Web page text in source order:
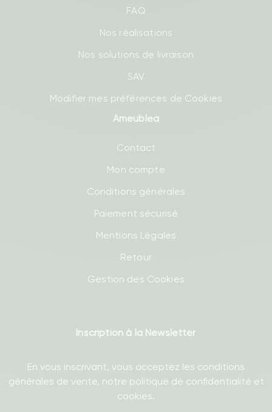
FAQ
Nos réalisations
Nos solutions de livraison
SAV
Modifier mes préférences de Cookies
Ameublea
Contact
Mon compte
Conditions générales
Paiement sécurisé
Mentions Légales
Retour
Gestion des Cookies
Inscription à la Newsletter
En vous inscrivant, vous acceptez les conditions
générales de vente, notre politique de confidentialité et
cookies.